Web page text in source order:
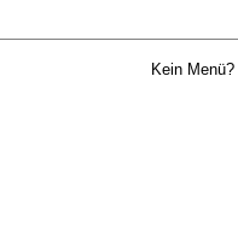
Kein